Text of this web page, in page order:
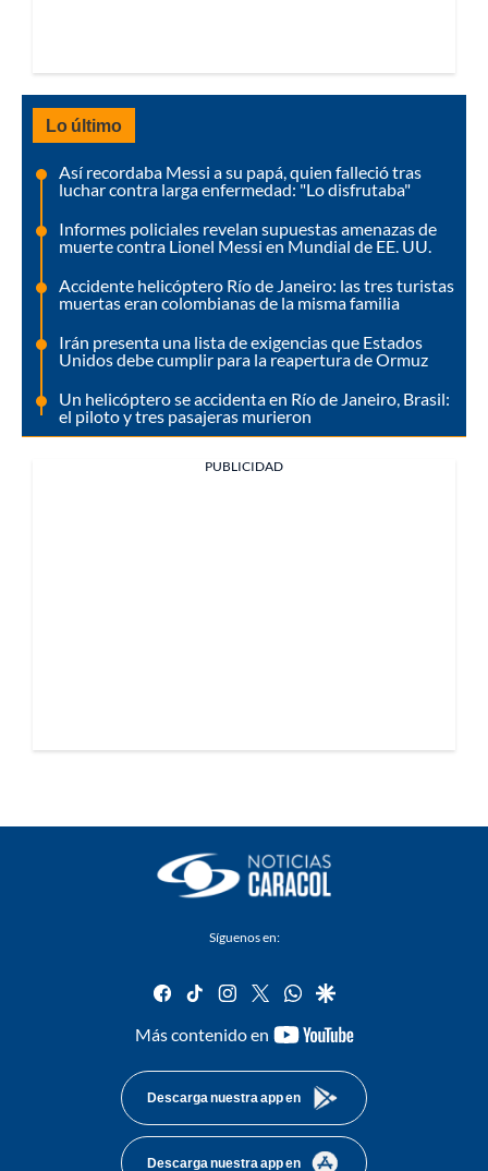
Lo último
Así recordaba Messi a su papá, quien falleció tras
luchar contra larga enfermedad: "Lo disfrutaba"
Informes policiales revelan supuestas amenazas de
muerte contra Lionel Messi en Mundial de EE. UU.
Accidente helicóptero Río de Janeiro: las tres turistas
muertas eran colombianas de la misma familia
Irán presenta una lista de exigencias que Estados
Unidos debe cumplir para la reapertura de Ormuz
Un helicóptero se accidenta en Río de Janeiro, Brasil:
el piloto y tres pasajeras murieron
PUBLICIDAD
Síguenos en:
facebook
tiktok instagram
twitterwhatsapp
google
Más contenido en
youtube-
Descarga nuestra app en
Descarga nuestra app en